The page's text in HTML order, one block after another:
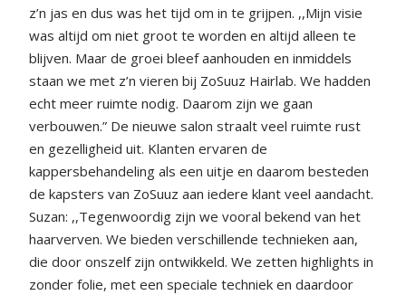
z’n jas en dus was het tijd om in te grijpen. ,,Mijn visie
was altijd om niet groot te worden en altijd alleen te
blijven. Maar de groei bleef aanhouden en inmiddels
staan we met z’n vieren bij ZoSuuz Hairlab. We hadden
echt meer ruimte nodig. Daarom zijn we gaan
verbouwen.” De nieuwe salon straalt veel ruimte rust
en gezelligheid uit. Klanten ervaren de
kappersbehandeling als een uitje en daarom besteden
de kapsters van ZoSuuz aan iedere klant veel aandacht.
Suzan: ,,Tegenwoordig zijn we vooral bekend van het
haarverven. We bieden verschillende technieken aan,
die door onszelf zijn ontwikkeld. We zetten highlights in
zonder folie, met een speciale techniek en daardoor